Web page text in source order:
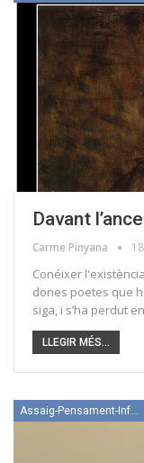
Davant
Carme Pinyana
Conéixer
dones poetes que
siga, i s’ha perdut
LLEGIR MÉS...
Assaig-Pensament-Informació